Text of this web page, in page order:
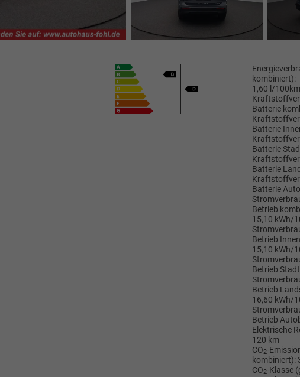
kombiniert):
1,60 l/
Batterie
Batterie
Batterie
Batterie
Batterie
Betrieb
15,10 kWh/
Betrieb
15,10 kWh/
Betrieb
Betrieb
16,60 kWh/
Betrieb
Elektrische
120 km
CO2-
kombiniert):
CO2-Klasse